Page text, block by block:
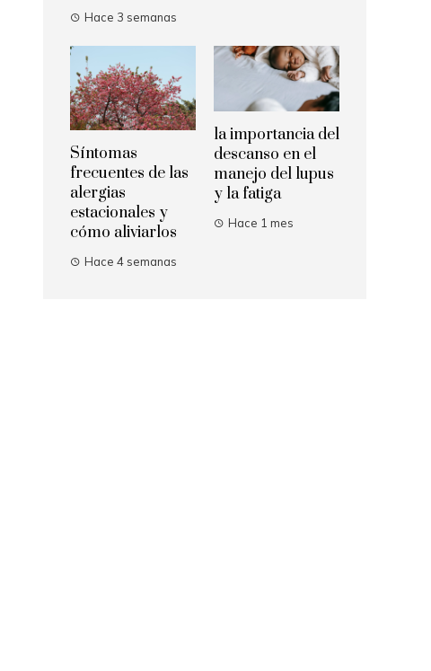
Hace 3 semanas
Síntomas
frecuentes de las
alergias
estacionales y
cómo aliviarlos
Hace 4 semanas
la importancia del
descanso en el
manejo del lupus
y la fatiga
Hace 1 mes